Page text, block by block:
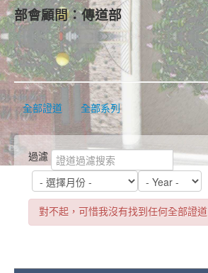
部會顧問：傳道部
全部證道 全部系列
過濾
對不起，可惜我沒有找到任何全部證道